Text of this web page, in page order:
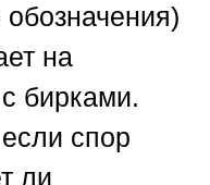
обозначения)
на
бирками.
спор
ли